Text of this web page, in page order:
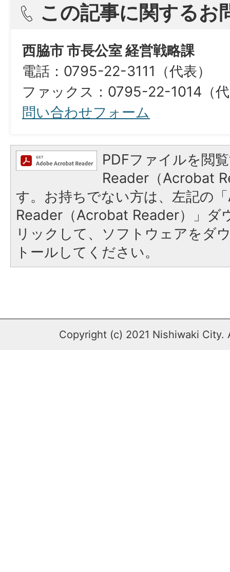
この記事に関するお
西脇市 市長公室 経営戦略課
電話：0795-22-3111（代表）
ファックス：0795-22-1014（
問い合わせフォーム
PDFファイルを閲
Reader（Acrobat
す。お持ちでない方は、左記の
Reader（Acrobat Reader）」ダ
リックして、ソフトウェアをダ
トールしてください。
Copyright (c) 2021 Nishiwaki City.